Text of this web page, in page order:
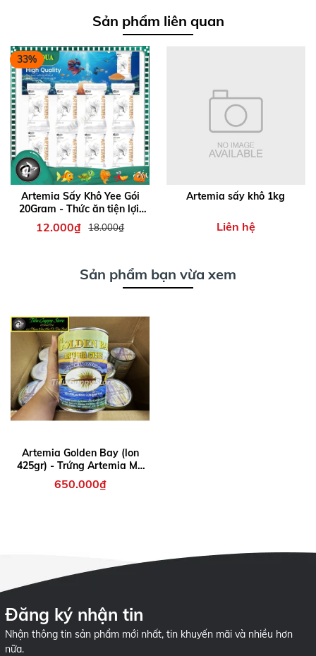
Sản phẩm liên quan
33%
Artemia Sấy Khô Yee Gói
20Gram - Thức ăn tiện lợi,
cho ăn trực tiếp, bổ sung
chất dinh dưỡng cho cá bảy
12.000₫ 18.000₫
Artemia sấy khô 1kg
Liên hệ
Sản phẩm bạn vừa xem
Artemia Golden Bay (lon
425gr) - Trứng Artemia Mỹ
Chất Lượng nở Cao, Thời
gian thu hoạch nhanh chóng
650.000₫
Đăng ký nhận tin
Nhận thông tin sản phẩm mới nhất, tin khuyến mãi và nhiều hơn
nữa.